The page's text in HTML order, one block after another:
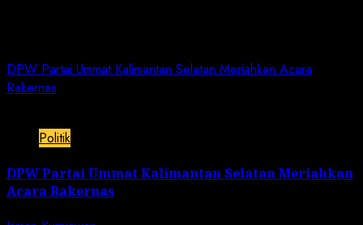
DPW Partai Ummat Kalimantan Selatan Meriahkan Acara
Rakernas
Politik
DPW Partai Ummat Kalimantan Selatan Meriahkan
Acara Rakernas